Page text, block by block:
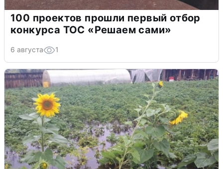
100 проектов прошли первый отбор
конкурса ТОС «Решаем сами»
6 августа 1